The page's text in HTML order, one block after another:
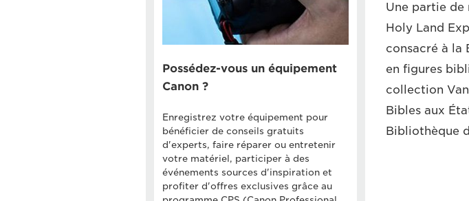
Possédez-vous un équipement
Canon ?
Enregistrez votre équipement pour
bénéficier de conseils gratuits
d'experts, faire réparer ou entretenir
votre matériel, participer à des
événements sources d'inspiration et
profiter d'offres exclusives grâce au
Une partie de
Holy Land
consacré à la
en figures
collection
Bibles aux
Bibliothèque